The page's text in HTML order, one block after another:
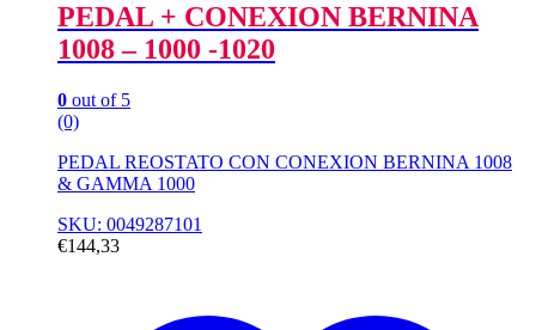
PEDAL + CONEXION BERNINA
1008 – 1000 -1020
0 out of 5
(0)
PEDAL REOSTATO CON CONEXION BERNINA 1008
& GAMMA 1000
SKU: 0049287101
€144,33